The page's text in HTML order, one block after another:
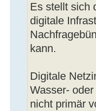
Es stellt sich
digitale
kann.
Digitale
Wasser-
nicht primär